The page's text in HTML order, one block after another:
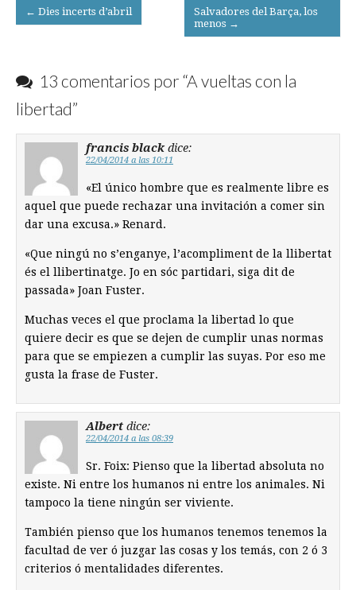
Post
navigation
← Dies incerts d’abril
Salvadores del Barça, los
menos →
13 comentarios por “A vueltas con la
libertad”
francis black dice:
22/04/2014 a las 10:11
«El único hombre que es realmente libre es
aquel que puede rechazar una invitación a comer sin
dar una excusa.» Renard.
«Que ningú no s’enganye, l’acompliment de la llibertat
és el llibertinatge. Jo en sóc partidari, siga dit de
passada» Joan Fuster.
Muchas veces el que proclama la libertad lo que
quiere decir es que se dejen de cumplir unas normas
para que se empiezen a cumplir las suyas. Por eso me
gusta la frase de Fuster.
Albert dice:
22/04/2014 a las 08:39
Sr. Foix: Pienso que la libertad absoluta no
existe. Ni entre los humanos ni entre los animales. Ni
tampoco la tiene ningún ser viviente.
También pienso que los humanos tenemos tenemos la
facultad de ver ó juzgar las cosas y los temás, con 2 ó 3
criterios ó mentalidades diferentes.